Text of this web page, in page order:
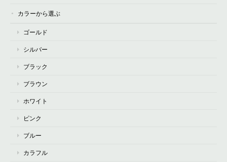
カラーから選ぶ
ゴールド
シルバー
ブラック
ブラウン
ホワイト
ピンク
ブルー
カラフル